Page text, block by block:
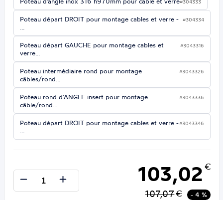
#304333
Poteau départ DROIT pour montage cables et verre -
…
#304334
Poteau départ GAUCHE pour montage cables et
verre…
#3043316
Poteau intermédiaire rond pour montage
câbles/rond…
#3043326
Poteau rond d'ANGLE insert pour montage
câble/rond…
#3043336
Poteau départ DROIT pour montage cables et verre -
…
#3043346
103,02 €
107,07€ - 4 %